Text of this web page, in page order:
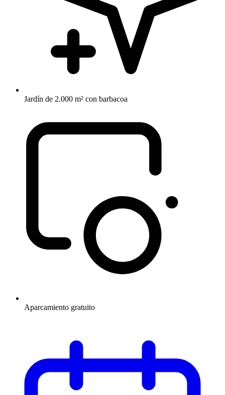
Jardín de 2.000 m² con barbacoa
Aparcamiento gratuito